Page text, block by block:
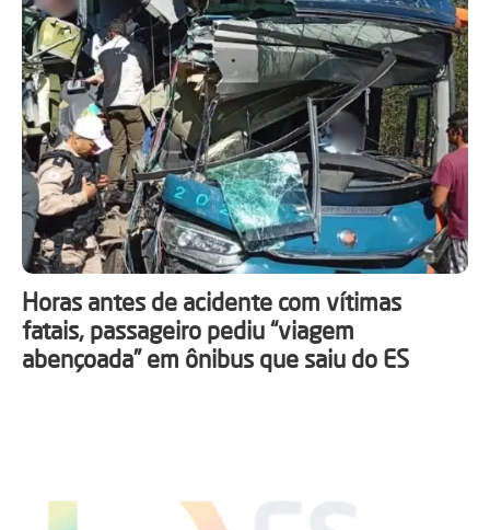
Horas antes de acidente com vítimas
fatais, passageiro pediu “viagem
abençoada” em ônibus que saiu do ES